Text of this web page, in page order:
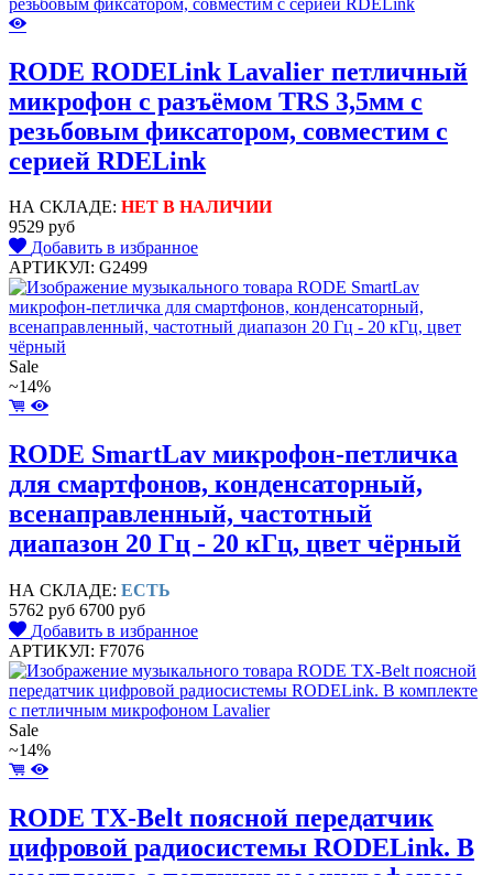
RODE RODELink Lavalier петличный
микрофон c разъёмом TRS 3,5мм с
резьбовым фиксатором, совместим с
серией RDELink
НА СКЛАДЕ: НЕТ В НАЛИЧИИ
9529 руб
Добавить в избранное
АРТИКУЛ: G2499
Sale
~14%
RODE SmartLav микрофон-петличка
для смартфонов, конденсаторный,
всенаправленный, частотный
диапазон 20 Гц - 20 кГц, цвет чёрный
НА СКЛАДЕ: ЕСТЬ
5762 руб 6700 руб
Добавить в избранное
АРТИКУЛ: F7076
Sale
~14%
RODE TX-Belt поясной передатчик
цифровой радиосистемы RODELink. В